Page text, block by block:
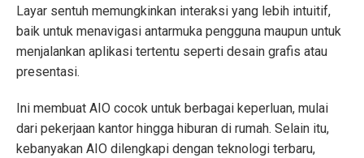
Layar sentuh memungkinkan interaksi yang lebih intuitif,
baik untuk menavigasi antarmuka pengguna maupun untuk
menjalankan aplikasi tertentu seperti desain grafis atau
presentasi.
Ini membuat AIO cocok untuk berbagai keperluan, mulai
dari pekerjaan kantor hingga hiburan di rumah. Selain itu,
kebanyakan AIO dilengkapi dengan teknologi terbaru,